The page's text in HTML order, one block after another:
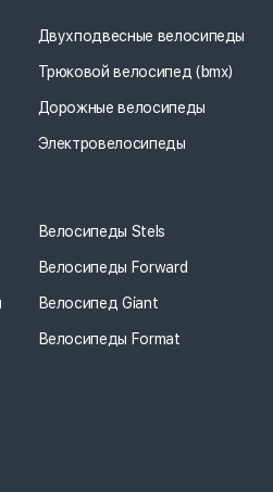
Двухподвесные велосипеды
Трюковой велосипед (bmx)
Дорожные велосипеды
Электровелосипеды
Велосипеды Stels
Велосипеды Forward
Велосипед Giant
Велосипеды Format